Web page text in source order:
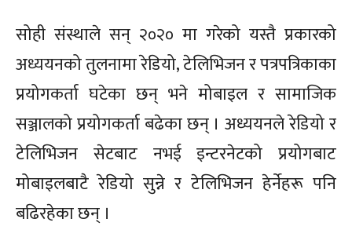
सोही संस्थाले सन् २०२० मा गरेको यस्तै प्रकारको
अध्ययनको तुलनामा रेडियो, टेलिभिजन र पत्रपत्रिकाका
प्रयोगकर्ता घटेका छन् भने मोबाइल र सामाजिक
सञ्जालको प्रयोगकर्ता बढेका छन् । अध्ययनले रेडियो र
टेलिभिजन सेटबाट नभई इन्टरनेटको प्रयोगबाट
मोबाइलबाटै रेडियो सुन्ने र टेलिभिजन हेर्नेहरू पनि
बढिरहेका छन् ।